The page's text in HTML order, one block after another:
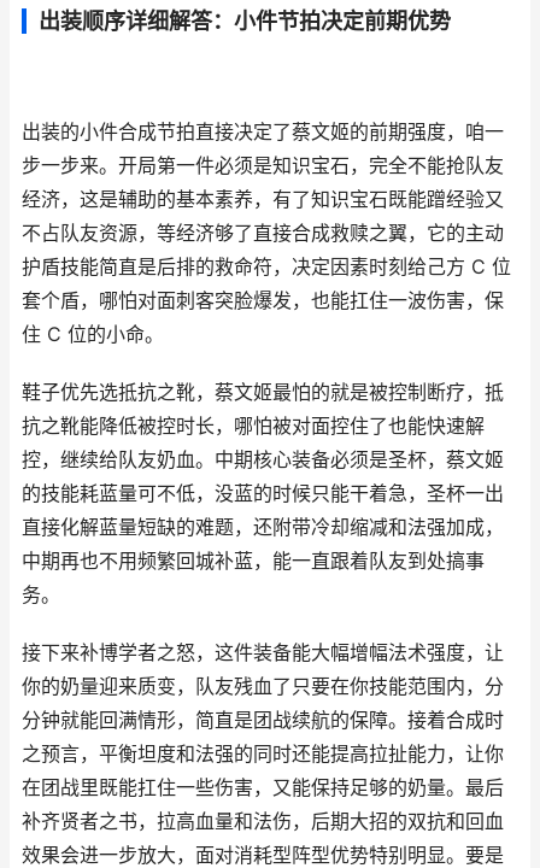
出装顺序详细解答：小件节拍决定前期优势
出装的小件合成节拍直接决定了蔡文姬的前期强度，咱一
步一步来。开局第一件必须是知识宝石，完全不能抢队友
经济，这是辅助的基本素养，有了知识宝石既能蹭经验又
不占队友资源，等经济够了直接合成救赎之翼，它的主动
护盾技能简直是后排的救命符，决定因素时刻给己方 C 位
套个盾，哪怕对面刺客突脸爆发，也能扛住一波伤害，保
住 C 位的小命。
鞋子优先选抵抗之靴，蔡文姬最怕的就是被控制断疗，抵
抗之靴能降低被控时长，哪怕被对面控住了也能快速解
控，继续给队友奶血。中期核心装备必须是圣杯，蔡文姬
的技能耗蓝量可不低，没蓝的时候只能干着急，圣杯一出
直接化解蓝量短缺的难题，还附带冷却缩减和法强加成，
中期再也不用频繁回城补蓝，能一直跟着队友到处搞事
务。
接下来补博学者之怒，这件装备能大幅增幅法术强度，让
你的奶量迎来质变，队友残血了只要在你技能范围内，分
分钟就能回满情形，简直是团战续航的保障。接着合成时
之预言，平衡坦度和法强的同时还能提高拉扯能力，让你
在团战里既能扛住一些伤害，又能保持足够的奶量。最后
补齐贤者之书，拉高血量和法伤，后期大招的双抗和回血
效果会进一步放大，面对消耗型阵型优势特别明显。要是